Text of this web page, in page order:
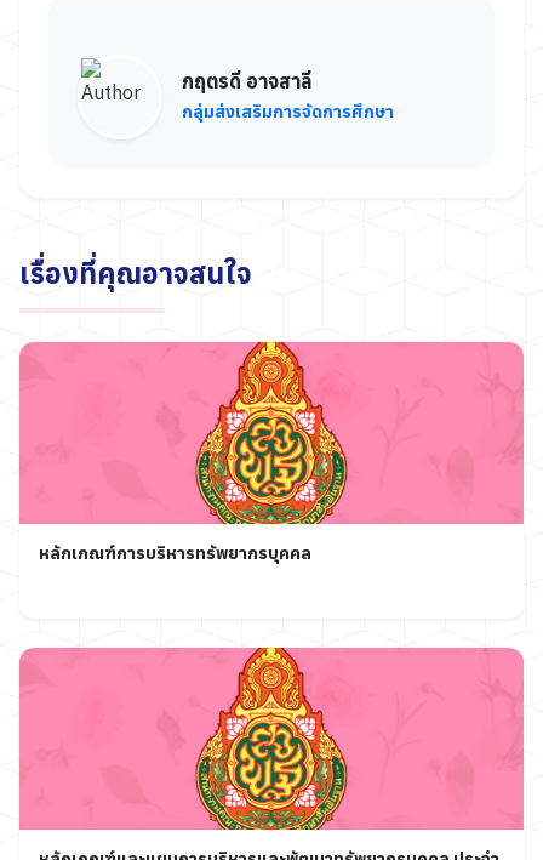
กฤตรดี อาจสาลี
กลุ่มส่งเสริมการจัดการศึกษา
เรื่องที่คุณอาจสนใจ
หลักเกณฑ์การบริหารทรัพยากรบุคคล